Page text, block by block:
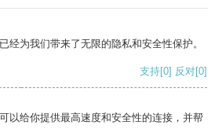
经为我们带来了无限的隐私和安全性保护。
支持[0] 反对[0]
以给你提供最高速度和安全性的连接，并帮